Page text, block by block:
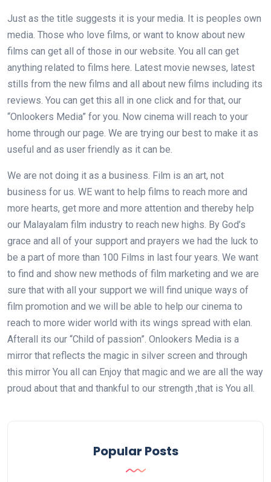
Just as the title suggests it is your media. It is peoples own
media. Those who love films, or want to know about new
films can get all of those in our website. You all can get
anything related to films here. Latest movie newses, latest
stills from the new films and all about new films including its
reviews. You can get this all in one click and for that, our
“Onlookers Media” for you. Now cinema will reach to your
home through our page. We are trying our best to make it as
useful and as user friendly as it can be.
We are not doing it as a business. Film is an art, not
business for us. WE want to help films to reach more and
more hearts, get more and more attention and thereby help
our Malayalam film industry to reach new highs. By God’s
grace and all of your support and prayers we had the luck to
be a part of more than 100 Films in last four years. We want
to find and show new methods of film marketing and we are
sure that with all your support we will find unique ways of
film promotion and we will be able to help our cinema to
reach to more wider world with its wings spread with elan.
Afterall its our “Child of passion”. Onlookers Media is a
mirror that reflects the magic in silver screen and through
this mirror You all can Enjoy that magic and we are all the way
proud about that and thankful to our strength ,that is You all.
Popular Posts